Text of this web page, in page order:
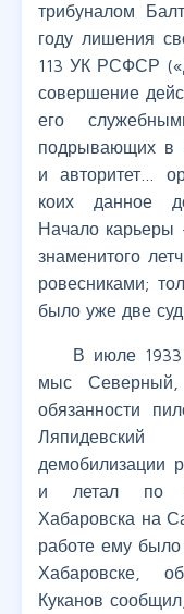
трибуналом
году лишения
113 УК РСФСР
совершение
его
подрывающих в
и авторитет…
коих данное
Начало карьеры
знаменитого
ровесниками;
было уже две
В июле 1933
мыс
обязанности
демобилизации
и летал по
Хабаровска на
работе ему было
Хабаровске,
Куканов